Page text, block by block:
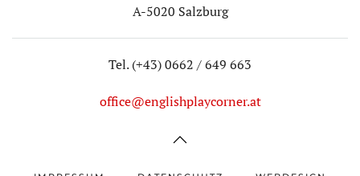
A-5020 Salzburg
Tel. (+43) 0662 / 649 663
office@englishplaycorner.at